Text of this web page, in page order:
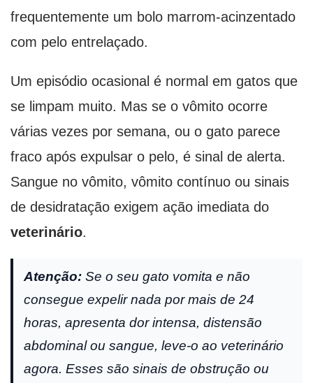
frequentemente um bolo marrom-acinzentado
com pelo entrelaçado.
Um episódio ocasional é normal em gatos que
se limpam muito. Mas se o vômito ocorre
várias vezes por semana, ou o gato parece
fraco após expulsar o pelo, é sinal de alerta.
Sangue no vômito, vômito contínuo ou sinais
de desidratação exigem ação imediata do
veterinário.
Atenção: Se o seu gato vomita e não
consegue expelir nada por mais de 24
horas, apresenta dor intensa, distensão
abdominal ou sangue, leve-o ao veterinário
agora. Esses são sinais de obstrução ou